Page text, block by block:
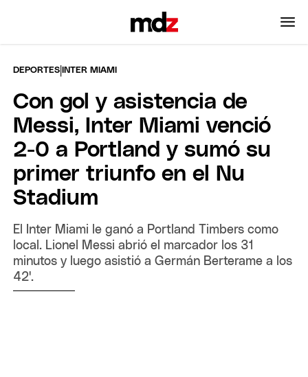
DEPORTES | INTER MIAMI
Con gol y asistencia de
Messi, Inter Miami venció
2-0 a Portland y sumó su
primer triunfo en el Nu
Stadium
El Inter Miami le ganó a Portland Timbers como
local. Lionel Messi abrió el marcador los 31
minutos y luego asistió a Germán Berterame a los
42'.